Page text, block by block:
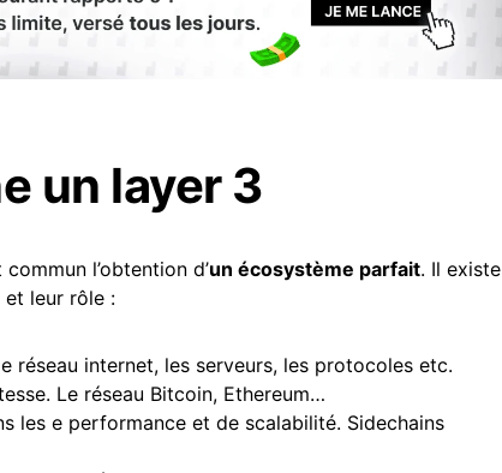
un layer 3
l’obtention d’un écosystème parfait. Il existe
et leur rôle :
réseau internet, les serveurs, les protocoles etc.
Le réseau Bitcoin, Ethereum…
les e performance et de scalabilité. Sidechains